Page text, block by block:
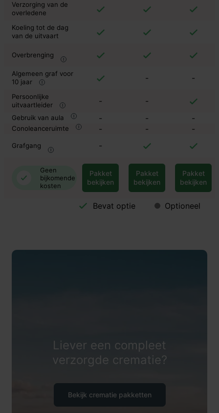
Verzorging van de
overledene
Koeling tot de dag
van de uitvaart
Overbrenging
Algemeen graf voor
10 jaar
- -
Persoonlijke
uitvaartleider
- -
Gebruik van aula - - -
Conoleanceruimte - - -
Grafgang -
Geen
bijkomende
kosten
Pakket
bekijken
Pakket
bekijken
Pakket
bekijken
Bevat optie Optioneel
Liever een compleet
verzorgde crematie?
Bekijk crematie pakketten